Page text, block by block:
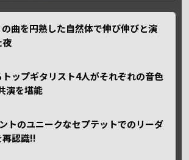
曲を円熟した自然体で伸び伸びと演
夜
ップギタリスト4人がそれぞれの音色
演を堪能
トのユニークなセプテットでのリーダ
再認識!!